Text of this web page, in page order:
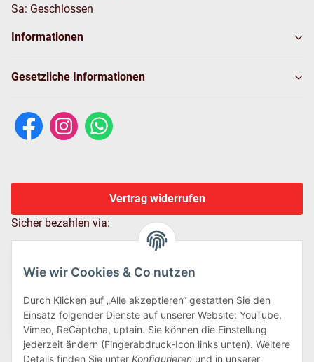
Wie wir Cookies & Co nutzen
Durch Klicken auf „Alle akzeptieren“ gestatten Sie den
Einsatz folgender Dienste auf unserer Website: YouTube,
Vimeo, ReCaptcha, uptain. Sie können die Einstellung
jederzeit ändern (Fingerabdruck-Icon links unten). Weitere
Details finden Sie unter Konfigurieren und in unserer
Sa: Geschlossen
Informationen
Gesetzliche Informationen
Vertrag widerrufen
Sicher bezahlen via: